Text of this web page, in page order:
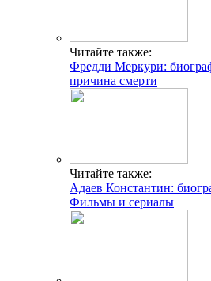
Читайте также:
Фредди Меркури:
причина смерти
Читайте также:
Адаев Константин:
Фильмы и сериалы